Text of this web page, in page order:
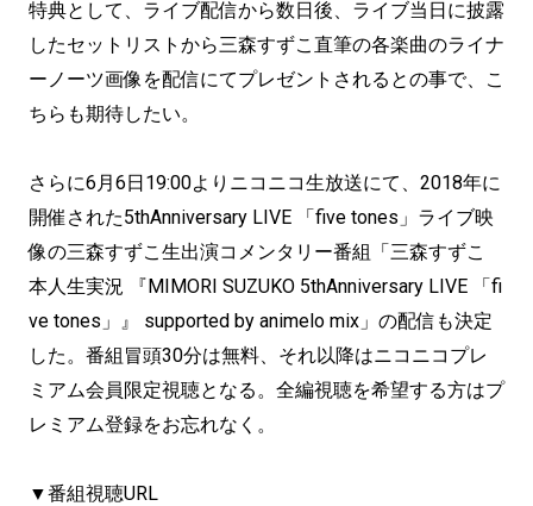
特典として、ライブ配信から数日後、ライブ当日に披露
したセットリストから三森すずこ直筆の各楽曲のライナ
ーノーツ画像を配信にてプレゼントされるとの事で、こ
ちらも期待したい。
さらに6月6日19:00よりニコニコ生放送にて、2018年に
開催された5thAnniversary LIVE 「five tones」ライブ映
像の三森すずこ生出演コメンタリー番組「三森すずこ
本人生実況 『MIMORI SUZUKO 5thAnniversary LIVE 「fi
ve tones」』 supported by animelo mix」の配信も決定
した。番組冒頭30分は無料、それ以降はニコニコプレ
ミアム会員限定視聴となる。全編視聴を希望する方はプ
レミアム登録をお忘れなく。
▼番組視聴URL